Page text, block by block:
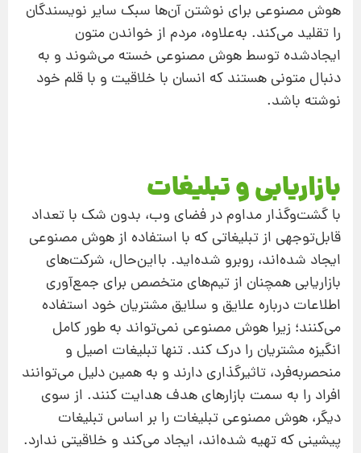
هوش مصنوعی برای نوشتن آن‌ها سبک سایر نویسندگان
را تقلید می‌کند. به‌علاوه، مردم از خواندن متون
ایجادشده توسط هوش مصنوعی خسته می‌شوند و به
دنبال متونی هستند که انسان با خلاقیت و با قلم خود
نوشته باشد.
بازاریابی و تبلیغات
با گشت‌وگذار مداوم در فضای وب، بدون شک با تعداد
قابل‌توجهی از تبلیغاتی که با استفاده از هوش مصنوعی
ایجاد شده‌اند، روبرو شده‌اید. بااین‌حال، شرکت‌های
بازاریابی همچنان از تیم‌های متخصص برای جمع‌آوری
اطلاعات درباره علایق و سلایق مشتریان خود استفاده
می‌کنند؛ زیرا هوش مصنوعی نمی‌تواند به طور کامل
انگیزه مشتریان را درک کند. تنها تبلیغات اصیل و
منحصربه‌فرد، تاثیرگذاری دارند و به همین دلیل می‌توانند
افراد را به سمت بازارهای هدف هدایت کنند. از سوی
دیگر، هوش مصنوعی تبلیغات را بر اساس تبلیغات
پیشینی که تهیه شده‌اند، ایجاد می‌کند و خلاقیتی ندارد.